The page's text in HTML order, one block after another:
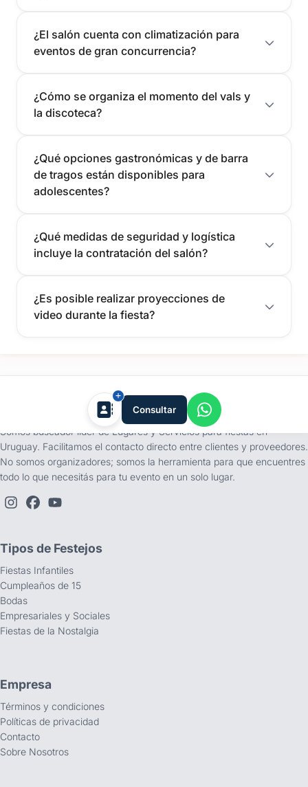
¿El salón cuenta con climatización para
eventos de gran concurrencia?
¿Cómo se organiza el momento del vals y
la discoteca?
¿Qué opciones gastronómicas y de barra
de tragos están disponibles para
adolescentes?
¿Qué medidas de seguridad y logística
incluye la contratación del salón?
¿Es posible realizar proyecciones de
video durante la fiesta?
Consultar
tufiesta.com.uy
Somos buscador líder de Lugares y Servicios para fiestas en
Uruguay. Facilitamos el contacto directo entre clientes y proveedores.
No somos organizadores; somos la herramienta para que encuentres
todo lo que necesitás para tu evento en un solo lugar.
Tipos de Festejos
Fiestas Infantiles
Cumpleaños de 15
Bodas
Empresariales y Sociales
Fiestas de la Nostalgia
Empresa
Términos y condiciones
Políticas de privacidad
Contacto
Sobre Nosotros